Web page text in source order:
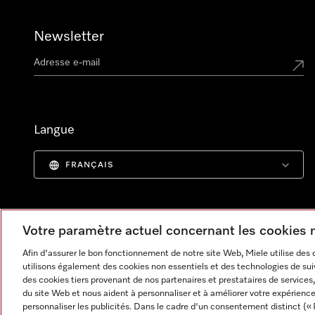
Newsletter
Langue
FRANÇAIS
Votre paramètre actuel concernant les
Afin d'assurer le bon fonctionnement de notre site Web, Miele utilise
utilisons également des cookies non essentiels et des technologies de
des cookies tiers provenant de nos partenaires et prestataires de
du site Web et nous aident à personnaliser et à améliorer votre
personnaliser les publicités. Dans le cadre d'un consentement distinct